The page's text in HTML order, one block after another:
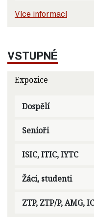
Více informací
VSTUPNÉ
Expozice
Dospělí
Senioři
ISIC, ITIC, IYTC
Žáci, studenti
ZTP, ZTP/P, AMG,